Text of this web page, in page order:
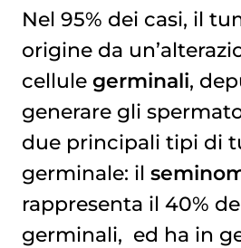
Nel 95% dei casi, il
origine da
cellule germinali,
generare gli
due principali tipi di
germinale: il
rappresenta il 40%
germinali, ed ha in